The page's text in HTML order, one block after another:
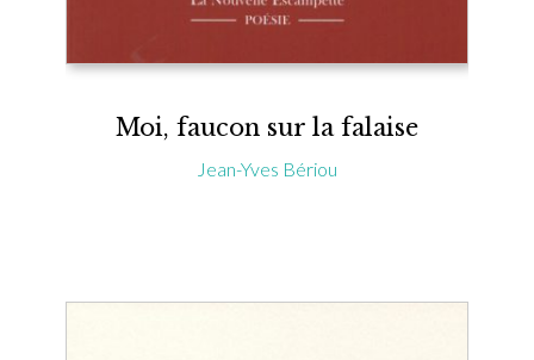
Moi, faucon sur la falaise
Jean-Yves Bériou